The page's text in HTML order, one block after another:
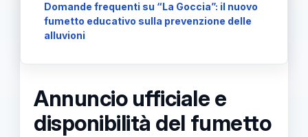
Domande frequenti su “La Goccia”: il nuovo
fumetto educativo sulla prevenzione delle
alluvioni
Annuncio ufficiale e
disponibilità del fumetto